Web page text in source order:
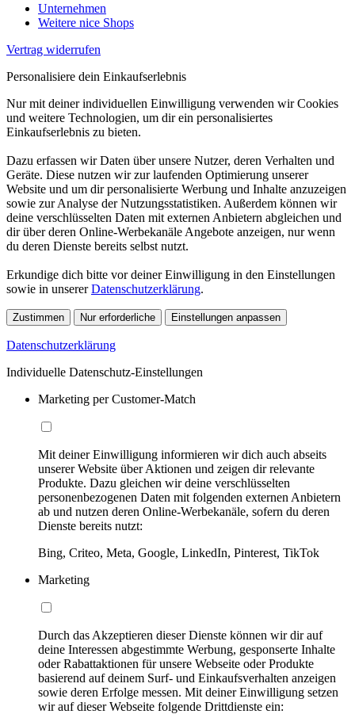
Unternehmen
Weitere nice Shops
Vertrag widerrufen
Personalisiere dein Einkaufserlebnis
Nur mit deiner individuellen Einwilligung verwenden wir Cookies
und weitere Technologien, um dir ein personalisiertes
Einkaufserlebnis zu bieten.
Dazu erfassen wir Daten über unsere Nutzer, deren Verhalten und
Geräte. Diese nutzen wir zur laufenden Optimierung unserer
Website und um dir personalisierte Werbung und Inhalte anzuzeigen
sowie zur Analyse der Nutzungsstatistiken. Außerdem können wir
deine verschlüsselten Daten mit externen Anbietern abgleichen und
dir über deren Online-Werbekanäle Angebote anzeigen, nur wenn
du deren Dienste bereits selbst nutzt.
Erkundige dich bitte vor deiner Einwilligung in den Einstellungen
sowie in unsererDatenschutzerklärung.
Zustimmen Nur erforderliche Einstellungen anpassen
Datenschutzerklärung
Individuelle Datenschutz-Einstellungen
Marketing per Customer-Match
Mit deiner Einwilligung informieren wir dich auch abseits
unserer Website über Aktionen und zeigen dir relevante
Produkte. Dazu gleichen wir deine verschlüsselten
personenbezogenen Daten mit folgenden externen Anbietern
ab und nutzen deren Online-Werbekanäle, sofern du deren
Dienste bereits nutzt:
Bing, Criteo, Meta, Google, LinkedIn, Pinterest, TikTok
Marketing
Durch das Akzeptieren dieser Dienste können wir dir auf
deine Interessen abgestimmte Werbung, gesponserte Inhalte
oder Rabattaktionen für unsere Webseite oder Produkte
basierend auf deinem Surf- und Einkaufsverhalten anzeigen
sowie deren Erfolge messen. Mit deiner Einwilligung setzen
wir auf dieser Webseite folgende Drittdienste ein: